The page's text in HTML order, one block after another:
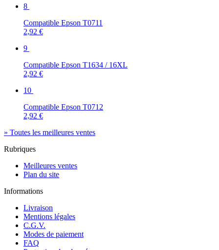
8
Compatible Epson T0711
2,92 €
9
Compatible Epson T1634 / 16XL
2,92 €
10
Compatible Epson T0712
2,92 €
» Toutes les meilleures ventes
Rubriques
Meilleures ventes
Plan du site
Informations
Livraison
Mentions légales
C.G.V.
Modes de paiement
FAQ